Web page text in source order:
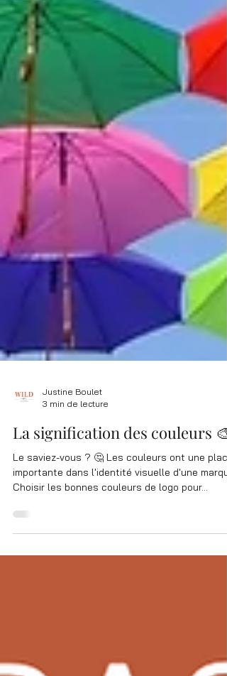
Justine Boulet
3 min de lecture
La signification des couleurs 🎨
Le saviez-vous ? 🤔 Les couleurs ont une place
importante dans l'identité visuelle d'une